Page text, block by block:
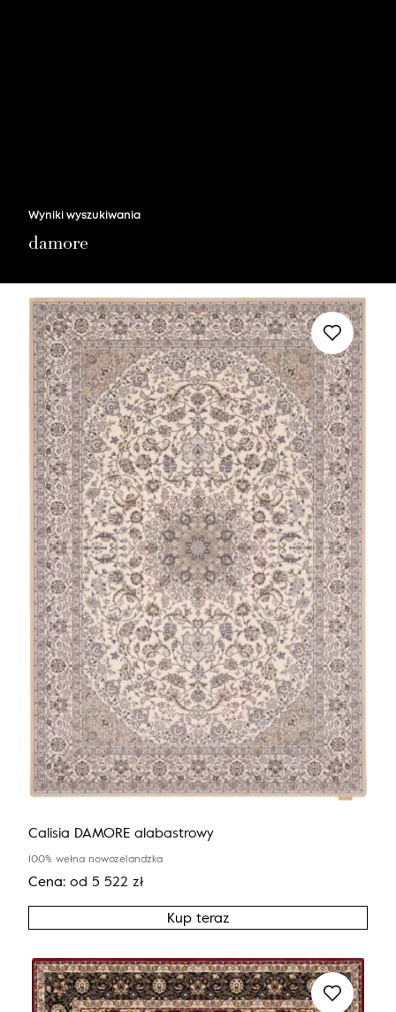
Wyniki wyszukiwania
damore
Calisia DAMORE alabastrowy
100% wełna nowozelandzka
Cena: od 5 522 zł
Kup teraz